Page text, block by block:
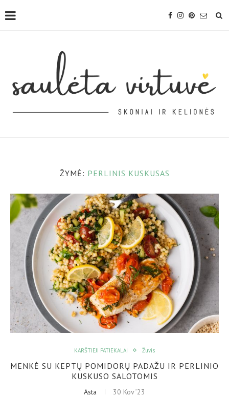
ŽYMĖ: PERLINIS KUSKUSAS
KARŠTIEJI PATIEKALAI Žuvis
MENKĖ SU KEPTŲ POMIDORŲ PADAŽU IR PERLINIO
KUSKUSO SALOTOMIS
Asta 30 Kov ’23